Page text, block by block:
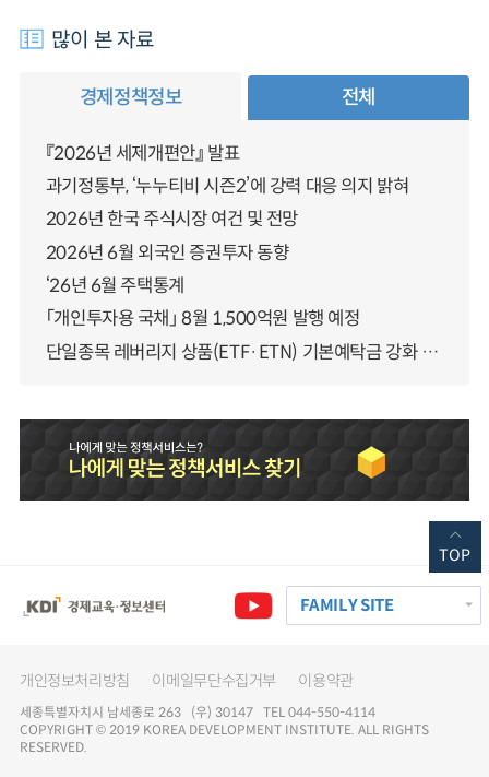
많이 본 자료
경제정책정보 전체
『2026년 세제개편안』 발표
과기정통부, ‘누누티비 시즌2’에 강력 대응 의지 밝혀
2026년 한국 주식시장 여건 및 전망
2026년 6월 외국인 증권투자 동향
‘26년 6월 주택통계
「개인투자용 국채」 8월 1,500억원 발행 예정
단일종목 레버리지 상품(ETF·ETN) 기본예탁금 강화 조기시행 방안 안내
FAMILY SITE
개인정보처리방침 이메일무단수집거부 이용약관
세종특별자치시 남세종로 263 (우) 30147 TEL 044-550-4114
COPYRIGHT © 2019 KOREA DEVELOPMENT INSTITUTE. ALL RIGHTS
RESERVED.
TOP